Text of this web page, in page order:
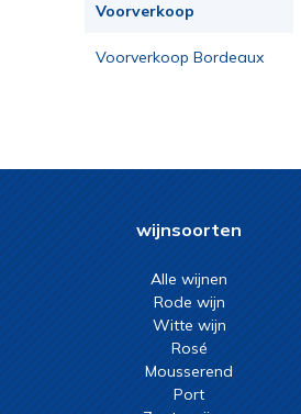
Voorverkoop
Voorverkoop Bordeaux
wijnsoorten
Alle wijnen
Rode wijn
Witte wijn
Rosé
Mousserend
Port